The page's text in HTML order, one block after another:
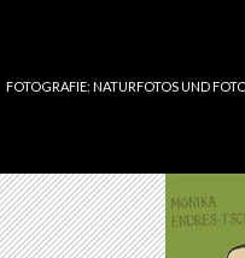
FOTOGRAFIE: NATURFOTOS UND